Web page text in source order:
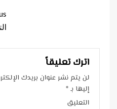
اترك تعليقاً
لن يتم نشر عنوان بريدك
إليها بـ*
التعليق